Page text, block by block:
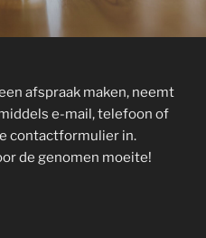
afspraak maken, neemt
e-mail, telefoon of
contactformulier in.
de genomen moeite!